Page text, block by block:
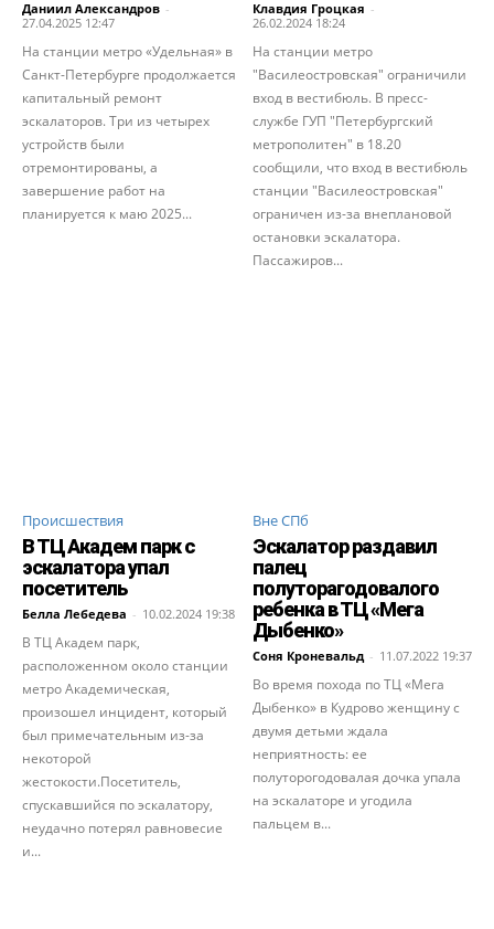
Даниил Александров -
27.04.2025 12:47
На станции метро «Удельная» в
Санкт-Петербурге продолжается
капитальный ремонт
эскалаторов. Три из четырех
устройств были
отремонтированы, а
завершение работ на
планируется к маю 2025...
Клавдия Гроцкая -
26.02.2024 18:24
На станции метро
"Василеостровская" ограничили
вход в вестибюль. В пресс-
службе ГУП "Петербургский
метрополитен" в 18.20
сообщили, что вход в вестибюль
станции "Василеостровская"
ограничен из-за внеплановой
остановки эскалатора.
Пассажиров...
Происшествия
В ТЦ Академ парк с
эскалатора упал
посетитель
Белла Лебедева - 10.02.2024 19:38
В ТЦ Академ парк,
расположенном около станции
метро Академическая,
произошел инцидент, который
был примечательным из-за
некоторой
жестокости.Посетитель,
спускавшийся по эскалатору,
неудачно потерял равновесие
и...
Вне СПб
Эскалатор раздавил
палец
полуторагодовалого
ребенка в ТЦ «Мега
Дыбенко»
Соня Кроневальд - 11.07.2022 19:37
Во время похода по ТЦ «Мега
Дыбенко» в Кудрово женщину с
двумя детьми ждала
неприятность: ее
полуторогодовалая дочка упала
на эскалаторе и угодила
пальцем в...